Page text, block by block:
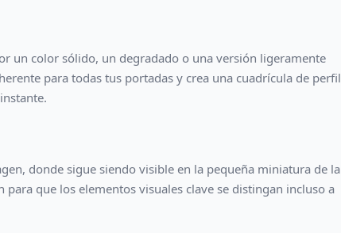
un color sólido, un degradado o una versión ligeramente
para todas tus portadas y crea una cuadrícula de perfil
donde sigue siendo visible en la pequeña miniatura de la
que los elementos visuales clave se distingan incluso a